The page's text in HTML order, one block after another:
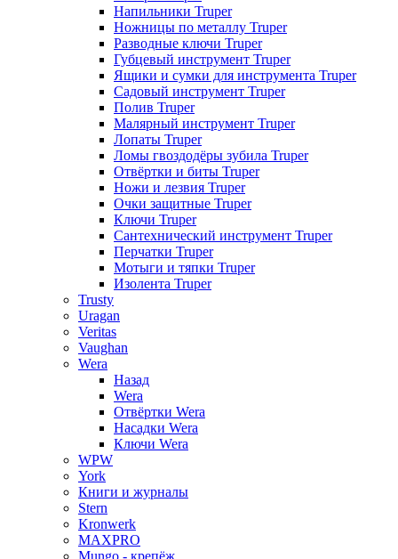
Напильники Truper
Ножницы по металлу Truper
Разводные ключи Truper
Губцевый инструмент Truper
Ящики и сумки для инструмента Truper
Садовый инструмент Truper
Полив Truper
Малярный инструмент Truper
Лопаты Truper
Ломы гвоздодёры зубила Truper
Отвёртки и биты Truper
Ножи и лезвия Truper
Очки защитные Truper
Ключи Truper
Сантехнический инструмент Truper
Перчатки Truper
Мотыги и тяпки Truper
Изолента Truper
Trusty
Uragan
Veritas
Vaughan
Wera
Назад
Wera
Отвёртки Wera
Насадки Wera
Ключи Wera
WPW
York
Книги и журналы
Stern
Kronwerk
MAXPRO
Mungo - крепёж